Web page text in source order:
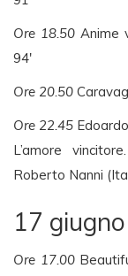
Ore 18.50Anime
94′
Ore 20.50
Ore 22.45
L’amore
Roberto Nanni
17 giugno
Ore 17.00